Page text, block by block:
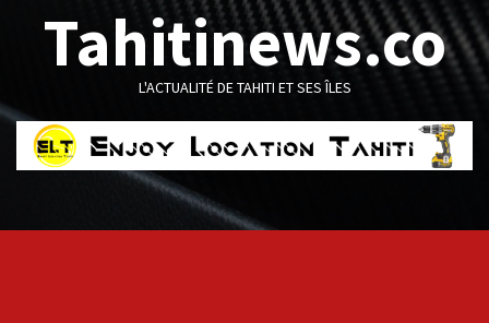
Tahitinews.co
L'ACTUALITÉ DE TAHITI ET SES ÎLES